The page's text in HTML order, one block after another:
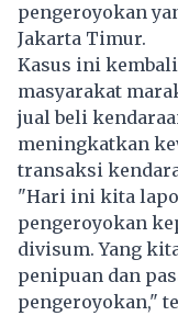
pengeroyokan
Jakarta Timur.
Kasus ini
masyarakat
jual beli
meningkatkan
transaksi
"Hari ini kita
pengeroyokan
divisum. Yang
penipuan dan
pengeroyokan,"